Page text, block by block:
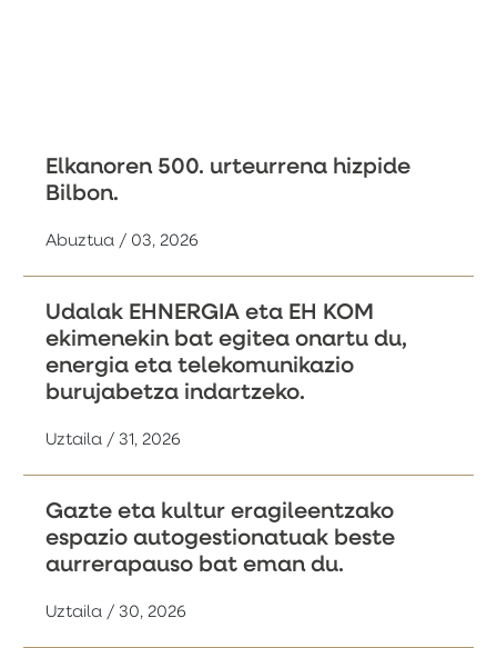
Elkanoren 500. urteurrena hizpide
Bilbon.
Abuztua / 03, 2026
Udalak EHNERGIA eta EH KOM
ekimenekin bat egitea onartu du,
energia eta telekomunikazio
burujabetza indartzeko.
Uztaila / 31, 2026
Gazte eta kultur eragileentzako
espazio autogestionatuak beste
aurrerapauso bat eman du.
Uztaila / 30, 2026